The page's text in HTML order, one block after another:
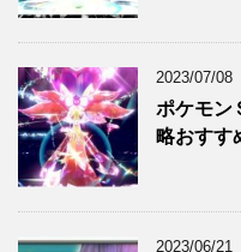
2023/07/08
ポケモン
略おすす
2023/06/21